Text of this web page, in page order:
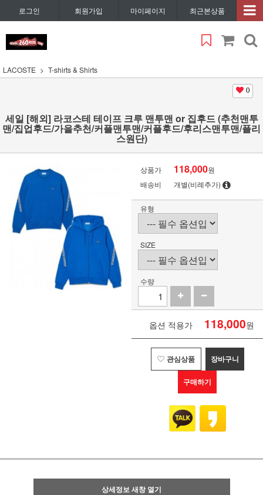
로그인 회원가입 마이페이지 최근본상품
LACOSTE T-shirts & Shirts
0
세일 [해외] 라코스테 테이프 크루 맨투맨 or 집후드 (추천맨투
맨/집업후드/가을추천/커플맨투맨/커플후드/후리스맨투맨/플리
스원단)
상품가 118,000원
배송비
개별(비례추가)
유형
SIZE
수량
옵션 적용가 118,000원
관심상품 장바구니
구매하기
상세정보 새창 열기